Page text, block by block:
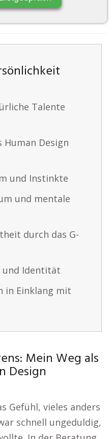
Talente
Human Design
und Instinkte
und mentale
durch das G-
und Identität
in Einklang mit
Mein Weg als
Design
Gefühl, vieles anders
schnell ungeduldig,